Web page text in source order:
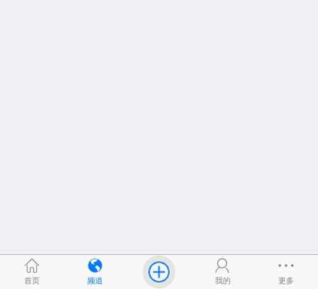
首页 频道 我的 更多